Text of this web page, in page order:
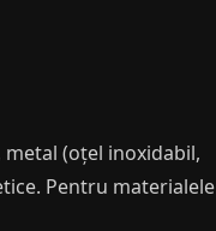
(oțel inoxidabil,
Pentru materialele